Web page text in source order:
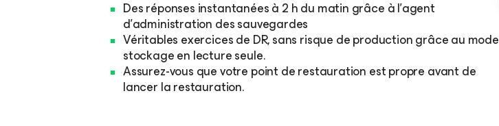
Des réponses instantanées à 2 h du matin grâce à l’agent
d’administration des sauvegardes
Véritables exercices de DR, sans risque de production grâce au mode
stockage en lecture seule.
Assurez-vous que votre point de restauration est propre avant de
lancer la restauration.